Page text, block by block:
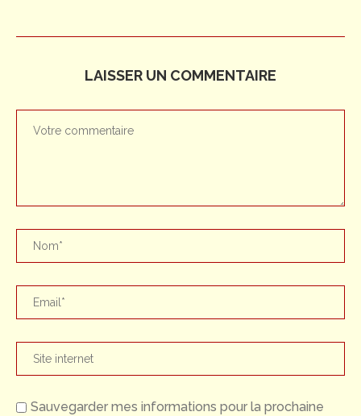
LAISSER UN COMMENTAIRE
Sauvegarder mes informations pour la prochaine